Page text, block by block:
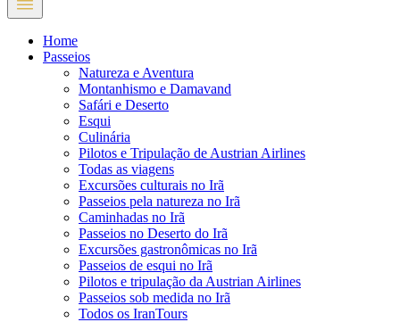
Home
Passeios
Natureza e Aventura
Montanhismo e Damavand
Safári e Deserto
Esqui
Culinária
Pilotos e Tripulação de Austrian Airlines
Todas as viagens
Excursões culturais no Irã
Passeios pela natureza no Irã
Caminhadas no Irã
Passeios no Deserto do Irã
Excursões gastronômicas no Irã
Passeios de esqui no Irã
Pilotos e tripulação da Austrian Airlines
Passeios sob medida no Irã
Todos os IranTours